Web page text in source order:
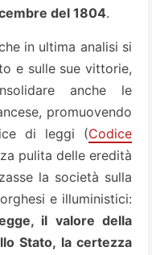
del 1804.
in ultima analisi si
e sulle sue vittorie,
anche le
promuovendo
di leggi (Codice
pulita delle eredità
la società sulla
e illuministici:
il valore della
Stato, la certezza